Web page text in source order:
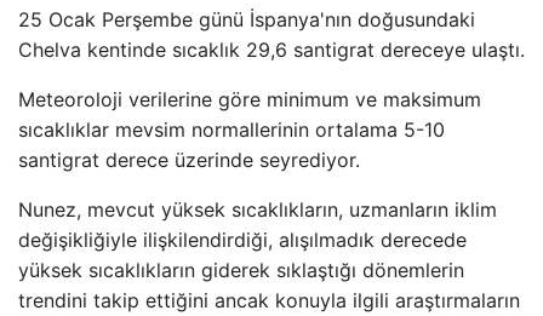
25 Ocak Perşembe günü İspanya'nın doğusundaki
Chelva kentinde sıcaklık 29,6 santigrat dereceye ulaştı.
Meteoroloji verilerine göre minimum ve maksimum
sıcaklıklar mevsim normallerinin ortalama 5-10
santigrat derece üzerinde seyrediyor.
Nunez, mevcut yüksek sıcaklıkların, uzmanların iklim
değişikliğiyle ilişkilendirdiği, alışılmadık derecede
yüksek sıcaklıkların giderek sıklaştığı dönemlerin
trendini takip ettiğini ancak konuyla ilgili araştırmaların